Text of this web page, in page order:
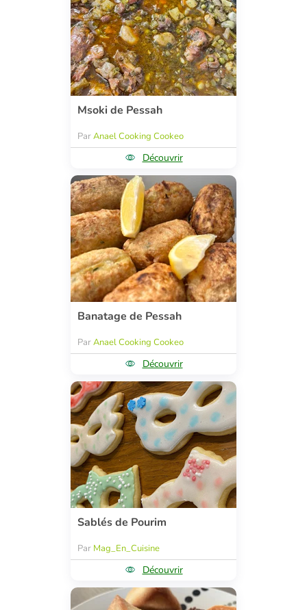
Msoki de Pessah
Par Anael Cooking Cookeo
Découvrir
Banatage de Pessah
Par Anael Cooking Cookeo
Découvrir
Sablés de Pourim
Par Mag_En_Cuisine
Découvrir